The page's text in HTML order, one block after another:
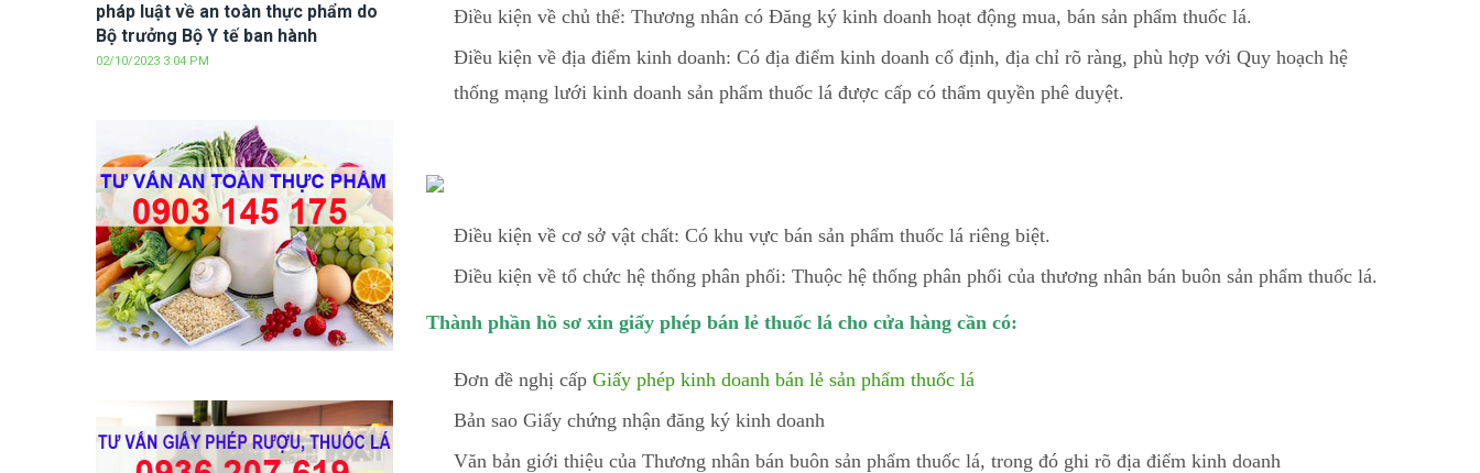
Điều kiện về chủ thể: Thương nhân có Đăng ký kinh doanh hoạt động mua, bán sản phẩm thuốc lá.
Điều kiện về địa điểm kinh doanh: Có địa điểm kinh doanh cố định, địa chỉ rõ ràng, phù hợp với Quy hoạch hệ
thống mạng lưới kinh doanh sản phẩm thuốc lá được cấp có thẩm quyền phê duyệt.
Điều kiện về cơ sở vật chất: Có khu vực bán sản phẩm thuốc lá riêng biệt.
Điều kiện về tổ chức hệ thống phân phối: Thuộc hệ thống phân phối của thương nhân bán buôn sản phẩm thuốc lá.
Thành phần hồ sơ xin giấy phép bán lẻ thuốc lá cho cửa hàng cần có:
Đơn đề nghị cấp Giấy phép kinh doanh bán lẻ sản phẩm thuốc lá
Bản sao Giấy chứng nhận đăng ký kinh doanh
Văn bản giới thiệu của Thương nhân bán buôn sản phẩm thuốc lá, trong đó ghi rõ địa điểm kinh doanh
pháp luật về an toàn thực phẩm do
Bộ trưởng Bộ Y tế ban hành
02/10/2023 3:04 PM